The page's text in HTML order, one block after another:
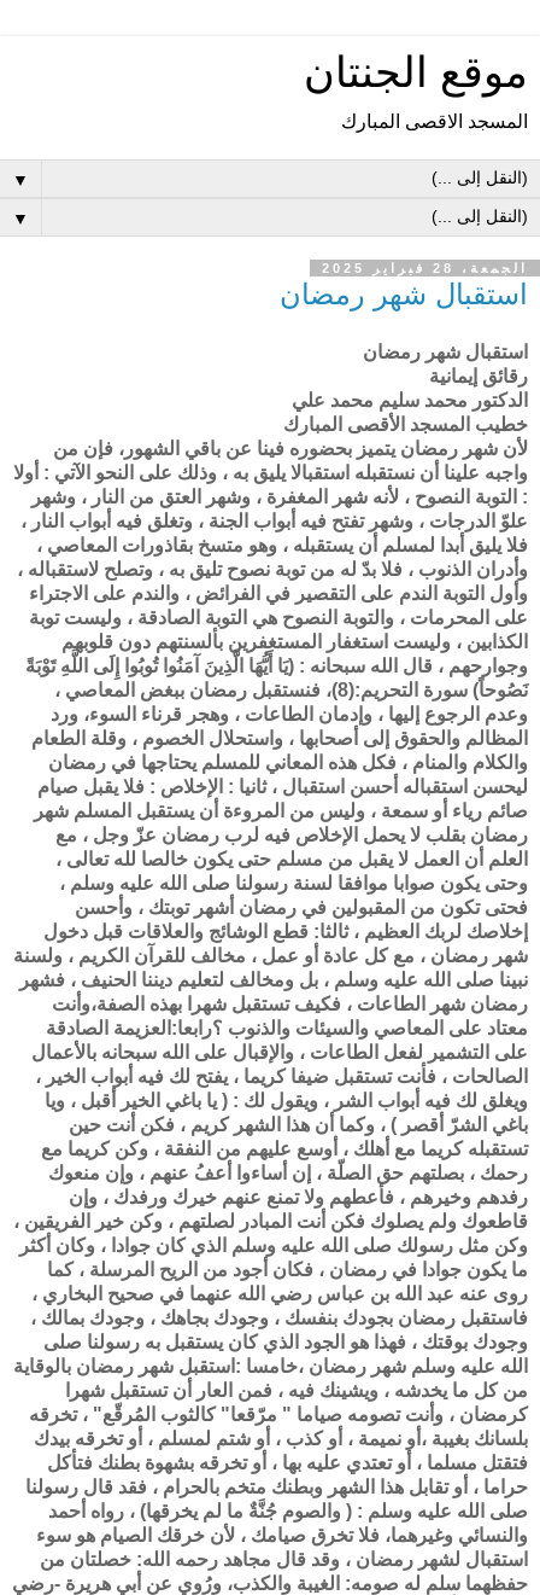
موقع الجنتان
المسجد الاقصى المبارك
▼
▼
الجمعة، 28 فبراير 2025
استقبال شهر رمضان
استقبال شهر رمضان
رقائق إيمانية
الدكتور محمد سليم محمد علي
خطيب المسجد الأقصى المبارك
لأن شهر رمضان يتميز بحضوره فينا عن باقي الشهور، فإن من
واجبه علينا أن نستقبله استقبالا يليق به ، وذلك على النحو الآتي : أولا
: التوبة النصوح ، لأنه شهر المغفرة ، وشهر العتق من النار ، وشهر
علوّ الدرجات ، وشهر تفتح فيه أبواب الجنة ، وتغلق فيه أبواب النار ،
فلا يليق أبدا لمسلم أن يستقبله ، وهو متسخ بقاذورات المعاصي ،
وأدران الذنوب ، فلا بدّ له من توبة نصوح تليق به ، وتصلح لاستقباله ،
وأول التوبة الندم على التقصير في الفرائض ، والندم على الاجتراء
على المحرمات ، والتوبة النصوح هي التوبة الصادقة ، وليست توبة
الكذابين ، وليست استغفار المستغفرين بألسنتهم دون قلوبهم
وجوارحهم ، قال الله سبحانه : (يَا أَيُّهَا الَّذِينَ آمَنُوا تُوبُوا إِلَى اللَّهِ تَوْبَةً
نَصُوحاً) سورة التحريم:(8)، فنستقبل رمضان ببغض المعاصي ،
وعدم الرجوع إليها ، وإدمان الطاعات ، وهجر قرناء السوء، ورد
المظالم والحقوق إلى أصحابها ، واستحلال الخصوم ، وقلة الطعام
والكلام والمنام ، فكل هذه المعاني للمسلم يحتاجها في رمضان
ليحسن استقباله أحسن استقبال ، ثانيا : الإخلاص : فلا يقبل صيام
صائم رياء أو سمعة ، وليس من المروءة أن يستقبل المسلم شهر
رمضان بقلب لا يحمل الإخلاص فيه لرب رمضان عزّ وجل ، مع
العلم أن العمل لا يقبل من مسلم حتى يكون خالصا لله تعالى ،
وحتى يكون صوابا موافقا لسنة رسولنا صلى الله عليه وسلم ،
فحتى تكون من المقبولين في رمضان أشهر توبتك ، وأحسن
إخلاصك لربك العظيم ، ثالثا: قطع الوشائج والعلاقات قبل دخول
شهر رمضان ، مع كل عادة أو عمل ، مخالف للقرآن الكريم ، ولسنة
نبينا صلى الله عليه وسلم ، بل ومخالف لتعليم ديننا الحنيف ، فشهر
رمضان شهر الطاعات ، فكيف تستقبل شهرا بهذه الصفة،وأنت
معتاد على المعاصي والسيئات والذنوب ؟رابعا:العزيمة الصادقة
على التشمير لفعل الطاعات ، والإقبال على الله سبحانه بالأعمال
الصالحات ، فأنت تستقبل ضيفا كريما ، يفتح لك فيه أبواب الخير ،
ويغلق لك فيه أبواب الشر ، ويقول لك : ( يا باغي الخير أقبل ، ويا
باغي الشرّ أقصر ) ، وكما أن هذا الشهر كريم ، فكن أنت حين
تستقبله كريما مع أهلك ، أوسع عليهم من النفقة ، وكن كريما مع
رحمك ، بصلتهم حق الصلّة ، إن أساءوا أعفُ عنهم ، وإن منعوك
رفدهم وخيرهم ، فأعطهم ولا تمنع عنهم خيرك ورفدك ، وإن
قاطعوك ولم يصلوك فكن أنت المبادر لصلتهم ، وكن خير الفريقين ،
وكن مثل رسولك صلى الله عليه وسلم الذي كان جوادا ، وكان أكثر
ما يكون جوادا في رمضان ، فكان أجود من الريح المرسلة ، كما
روى عنه عبد الله بن عباس رضي الله عنهما في صحيح البخاري ،
فاستقبل رمضان بجودك بنفسك ، وجودك بجاهك ، وجودك بمالك ،
وجودك بوقتك ، فهذا هو الجود الذي كان يستقبل به رسولنا صلى
الله عليه وسلم شهر رمضان ،خامسا :استقبل شهر رمضان بالوقاية
من كل ما يخدشه ، ويشينك فيه ، فمن العار أن تستقبل شهرا
كرمضان ، وأنت تصومه صياما " مرّقعا" كالثوب المُرقّع" ، تخرقه
بلسانك بغيبة ،أو نميمة ، أو كذب ، أو شتم لمسلم ، أو تخرقه بيدك
فتقتل مسلما ، أو تعتدي عليه بها ، أو تخرقه بشهوة بطنك فتأكل
حراما ، أو تقابل هذا الشهر وبطنك متخم بالحرام ، فقد قال رسولنا
صلى الله عليه وسلم : ( والصوم جُنَّةٌ ما لم يخرقها) ، رواه أحمد
والنسائي وغيرهما، فلا تخرق صيامك ، لأن خرقك الصيام هو سوء
استقبال لشهر رمضان ، وقد قال مجاهد رحمه الله: خصلتان من
حفظهما سلم له صومه: الغيبة والكذب، ورُوي عن أبي هريرة -رضي